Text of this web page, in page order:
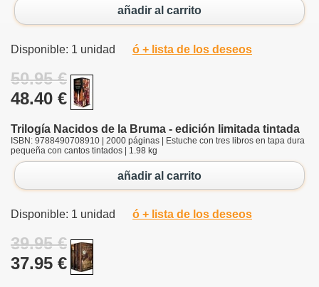
añadir al carrito
Disponible: 1 unidad ó + lista de los deseos
50.95 €
48.40 €
Trilogía Nacidos de la Bruma - edición limitada tintada
ISBN: 9788490708910 | 2000 páginas | Estuche con tres libros en tapa dura
pequeña con cantos tintados | 1.98 kg
añadir al carrito
Disponible: 1 unidad ó + lista de los deseos
39.95 €
37.95 €